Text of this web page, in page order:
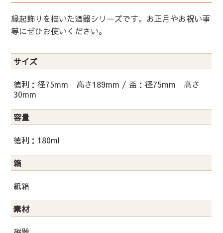
縁起飾りを描いた酒器シリーズです。お正月やお祝い事
等にぜひお使いください。
サイズ
徳利：径75mm 高さ189mm / 盃：径75mm 高さ
30mm
容量
徳利：180ml
箱
紙箱
素材